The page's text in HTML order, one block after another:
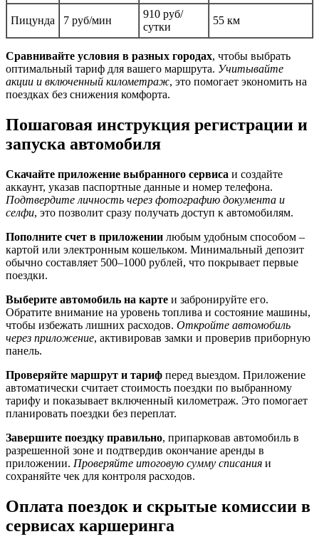
Пицунда 7 руб/мин
910 руб/
сутки
55 км
Сравнивайте условия в разных городах, чтобы выбрать
оптимальный тариф для вашего маршрута. Учитывайте
акции и включенный километраж, это помогает экономить на
поездках без снижения комфорта.
Пошаговая инструкция регистрации и
запуска автомобиля
Скачайте приложение выбранного сервиса и создайте
аккаунт, указав паспортные данные и номер телефона.
Подтвердите личность через фотографию документа и
селфи, это позволит сразу получать доступ к автомобилям.
Пополните счет в приложении любым удобным способом –
картой или электронным кошельком. Минимальный депозит
обычно составляет 500–1000 рублей, что покрывает первые
поездки.
Выберите автомобиль на карте и забронируйте его.
Обратите внимание на уровень топлива и состояние машины,
чтобы избежать лишних расходов. Откройте автомобиль
через приложение, активировав замки и проверив приборную
панель.
Проверяйте маршрут и тариф перед выездом. Приложение
автоматически считает стоимость поездки по выбранному
тарифу и показывает включенный километраж. Это помогает
планировать поездки без переплат.
Завершите поездку правильно, припарковав автомобиль в
разрешенной зоне и подтвердив окончание аренды в
приложении. Проверяйте итоговую сумму списания и
сохраняйте чек для контроля расходов.
Оплата поездок и скрытые комиссии в
сервисах каршеринга